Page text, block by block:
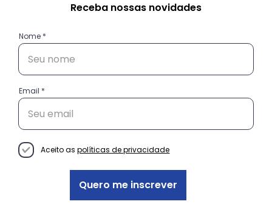
Conexão universidade e
empreendedores de periferia: uma
aula
Receba nossas novidades
Nome
Email
Aceito as políticas de privacidade
Quero me inscrever